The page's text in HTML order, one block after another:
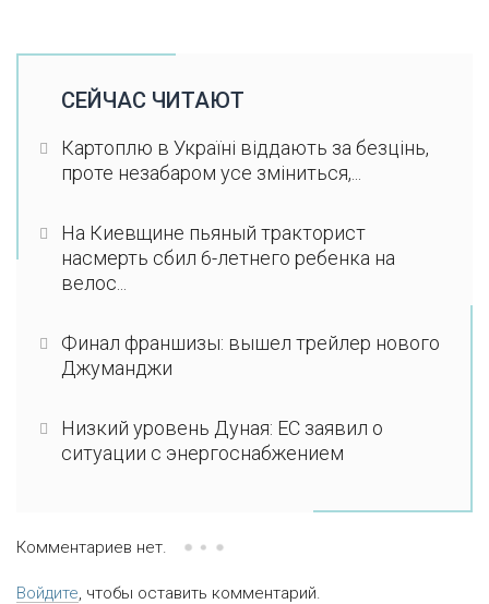
СЕЙЧАС ЧИТАЮТ
Картоплю в Україні віддають за безцінь,
проте незабаром усе зміниться,...
На Киевщине пьяный тракторист
насмерть сбил 6-летнего ребенка на
велос...
Финал франшизы: вышел трейлер нового
Джуманджи
Низкий уровень Дуная: ЕС заявил о
ситуации с энергоснабжением
Комментариев нет.
Войдите, чтобы оставить комментарий.